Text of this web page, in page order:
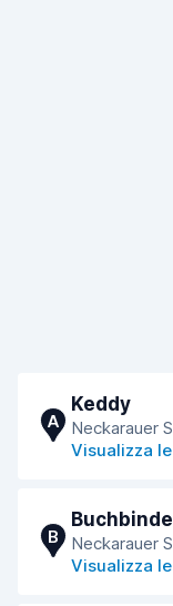
A
Keddy
Neckarauer
Visualizza
B
Neckarauer
Visualizza